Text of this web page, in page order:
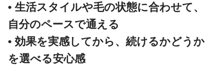
• 生活スタイルや毛の状態に合わせて、
自分のペースで通える
• 効果を実感してから、続けるかどうか
を選べる安心感